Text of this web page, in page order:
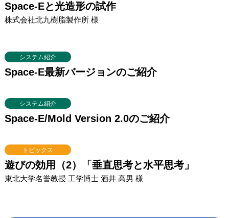
Space-Eと光造形の試作
株式会社北九樹脂製作所 様
システム紹介
Space-E最新バージョンのご紹介
システム紹介
Space-E/Mold Version 2.0のご紹介
トピックス
遊びの効用（2）「垂直思考と水平思考」
東北大学名誉教授 工学博士 酒井 高男 様